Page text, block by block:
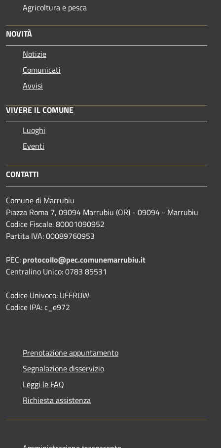
Agricoltura e pesca
NOVITÀ
Notizie
Comunicati
Avvisi
VIVERE IL COMUNE
Luoghi
Eventi
CONTATTI
Comune di Marrubiu
Piazza Roma 7, 09094 Marrubiu (OR) - 09094 - Marrubiu
Codice Fiscale: 80001090952
Partita IVA: 00089760953
PEC: protocollo@pec.comunemarrubiu.it
Centralino Unico: 0783 85531
Codice Univoco: UFFRDW
Codice IPA: c_e972
Prenotazione appuntamento
Segnalazione disservizio
Leggi le FAQ
Richiesta assistenza